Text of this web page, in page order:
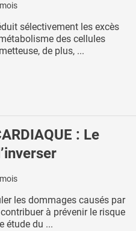
sélectivement les excès
des cellules
de plus, ...
: Le
les dommages causés par
à prévenir le risque
étude du ...